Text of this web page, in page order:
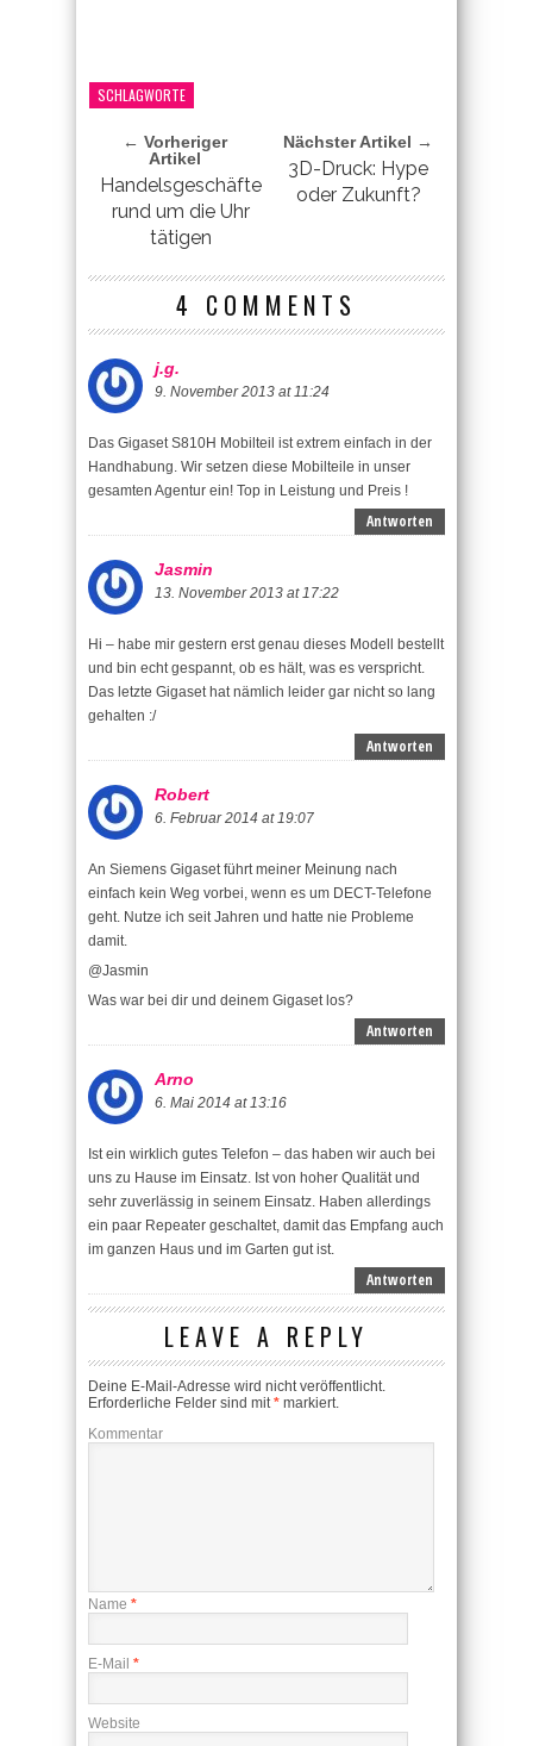
SCHLAGWORTE
← Vorheriger
Artikel
Handelsgeschäfte
rund um die Uhr
tätigen
Nächster Artikel →
3D-Druck: Hype
oder Zukunft?
4 COMMENTS
j.g.
9. November 2013 at 11:24
Das Gigaset S810H Mobilteil ist extrem einfach in der
Handhabung. Wir setzen diese Mobilteile in unser
gesamten Agentur ein! Top in Leistung und Preis !
Antworten
Jasmin
13. November 2013 at 17:22
Hi – habe mir gestern erst genau dieses Modell bestellt
und bin echt gespannt, ob es hält, was es verspricht.
Das letzte Gigaset hat nämlich leider gar nicht so lang
gehalten :/
Antworten
Robert
6. Februar 2014 at 19:07
An Siemens Gigaset führt meiner Meinung nach
einfach kein Weg vorbei, wenn es um DECT-Telefone
geht. Nutze ich seit Jahren und hatte nie Probleme
damit.
@Jasmin
Was war bei dir und deinem Gigaset los?
Antworten
Arno
6. Mai 2014 at 13:16
Ist ein wirklich gutes Telefon – das haben wir auch bei
uns zu Hause im Einsatz. Ist von hoher Qualität und
sehr zuverlässig in seinem Einsatz. Haben allerdings
ein paar Repeater geschaltet, damit das Empfang auch
im ganzen Haus und im Garten gut ist.
Antworten
LEAVE A REPLY
Deine E-Mail-Adresse wird nicht veröffentlicht.
Erforderliche Felder sind mit * markiert.
Kommentar
Name *
E-Mail *
Website